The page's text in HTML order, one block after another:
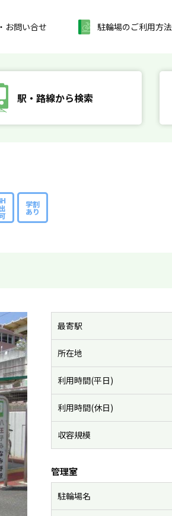
お問い合せ 駐輪場のご利用方法
駅・路線から検索
学割
あり
最寄駅
所在地
利用時間(平日)
利用時間(休日)
収容規模
管理室
駐輪場名